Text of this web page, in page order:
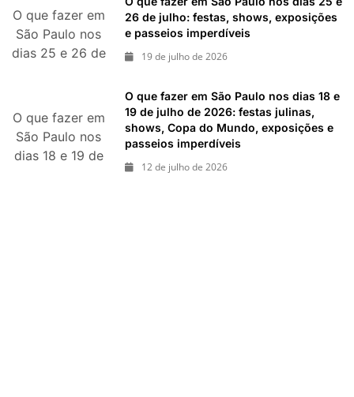
exposições,
parques e
passeios
O que fazer em
São Paulo nos
dias 25 e 26 de
exposições e
passeios
imperdíveis
26 de julho: festas, shows, exposições
e passeios imperdíveis
19 de julho de 2026
O que fazer em
São Paulo nos
dias 18 e 19 de
O que fazer em São Paulo nos dias 18 e
19 de julho de 2026: festas julinas,
shows, Copa do Mundo, exposições e
passeios imperdíveis
12 de julho de 2026